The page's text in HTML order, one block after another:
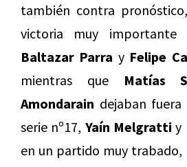
también contra
victoria muy
Baltazar Parra y Felipe
mientras que Matías
Amondarain dejaban
serie nº17, Yaín Melgratti y
en un partido muy trabado,